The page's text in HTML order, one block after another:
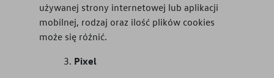
używanej strony internetowej lub aplikacji
mobilnej, rodzaj oraz ilość plików cookies
może się różnić.
Pixel